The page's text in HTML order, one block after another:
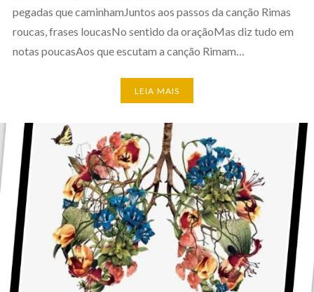
pegadas que caminhamJuntos aos passos da canção Rimas
roucas, frases loucasNo sentido da oraçãoMas diz tudo em
notas poucasAos que escutam a canção Rimam…
LEIA MAIS